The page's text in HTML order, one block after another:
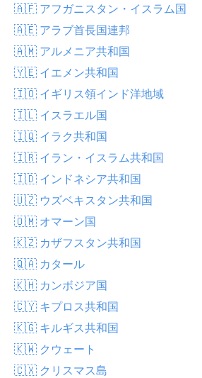
🇦🇫 アフガニスタン・イスラム国
🇦🇪 アラブ首長国連邦
🇦🇲 アルメニア共和国
🇾🇪 イエメン共和国
🇮🇴 イギリス領インド洋地域
🇮🇱 イスラエル国
🇮🇶 イラク共和国
🇮🇷 イラン・イスラム共和国
🇮🇩 インドネシア共和国
🇺🇿 ウズベキスタン共和国
🇴🇲 オマーン国
🇰🇿 カザフスタン共和国
🇶🇦 カタール
🇰🇭 カンボジア国
🇨🇾 キプロス共和国
🇰🇬 キルギス共和国
🇰🇼 クウェート
🇨🇽 クリスマス島